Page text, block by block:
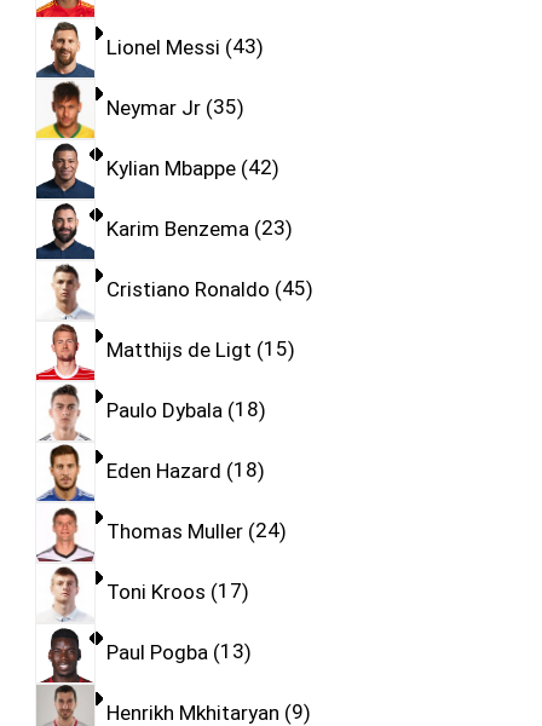
Lionel Messi 43
Neymar Jr 35
Kylian Mbappe 42
Karim Benzema 23
Cristiano Ronaldo 45
Matthijs de Ligt 15
Paulo Dybala 18
Eden Hazard 18
Thomas Muller 24
Toni Kroos 17
Paul Pogba 13
Henrikh Mkhitaryan 9